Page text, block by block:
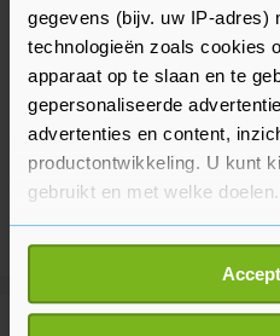
gegevens (bijv. uw IP-adres)
technologieën zoals cookies
apparaat op te slaan en te
gepersonaliseerde
advertenties en content,
productontwikkeling. U kunt
gebruikt en met welke doelen.
Als u het toestaat, willen we
Informatie
locatie, die tot een paar